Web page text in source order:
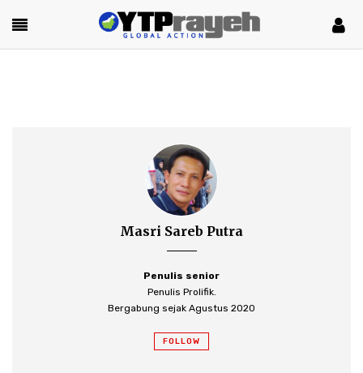
Masri Sareb Putra
Penulis senior
Penulis Prolifik.
Bergabung sejak Agustus 2020
FOLLOW